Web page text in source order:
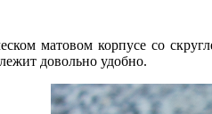
матовом корпусе со
довольно удобно.